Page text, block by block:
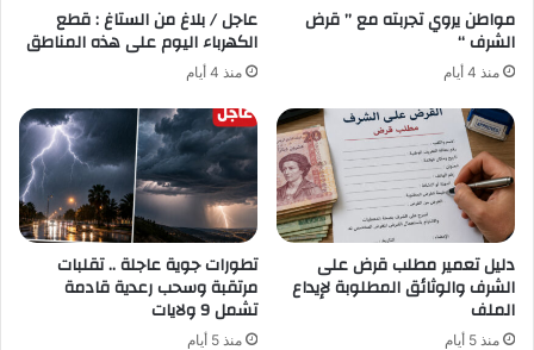
مواطن يروي تجربته مع ” قرض
الشرف “
منذ 4 أيام
عاجل / بلاغ من الستاغ : قطع
الكهرباء اليوم على هذه المناطق
منذ 4 أيام
دليل تعمير مطلب قرض على
الشرف والوثائق المطلوبة لإيداع
الملف
منذ 5 أيام
تطورات جوية عاجلة .. تقلبات
مرتقبة وسحب رعدية قادمة
تشمل 9 ولايات
منذ 5 أيام